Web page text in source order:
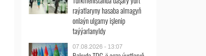
raýatlaryny hasaba almagyň
onlaýn ulgamy işlenip
taýýarlanyldy
07.08.2026 - 13:07